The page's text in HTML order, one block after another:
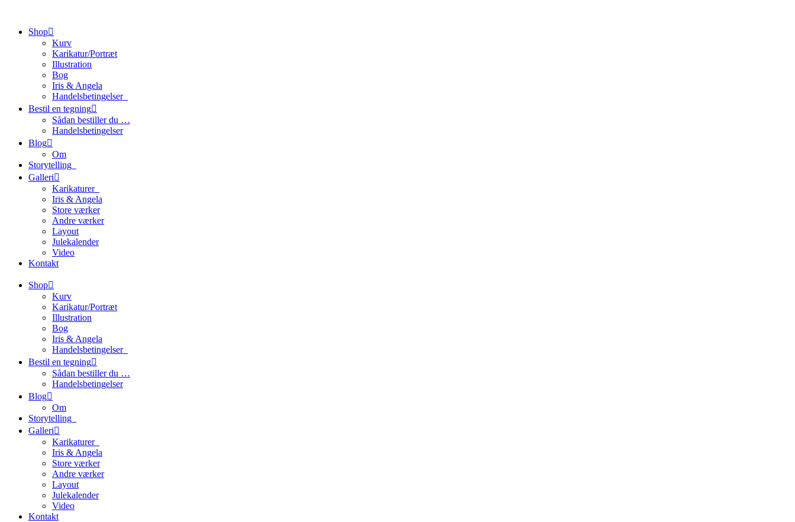
Shop
Kurv
Karikatur/Portræt
Illustration
Bog
Iris & Angela
Handelsbetingelser_
Bestil en tegning
Sådan bestiller du …
Handelsbetingelser
Blog
Om
Storytelling_
Galleri
Karikaturer_
Iris & Angela
Store værker
Andre værker
Layout
Julekalender
Video
Kontakt
Shop
Kurv
Karikatur/Portræt
Illustration
Bog
Iris & Angela
Handelsbetingelser_
Bestil en tegning
Sådan bestiller du …
Handelsbetingelser
Blog
Om
Storytelling_
Galleri
Karikaturer_
Iris & Angela
Store værker
Andre værker
Layout
Julekalender
Video
Kontakt